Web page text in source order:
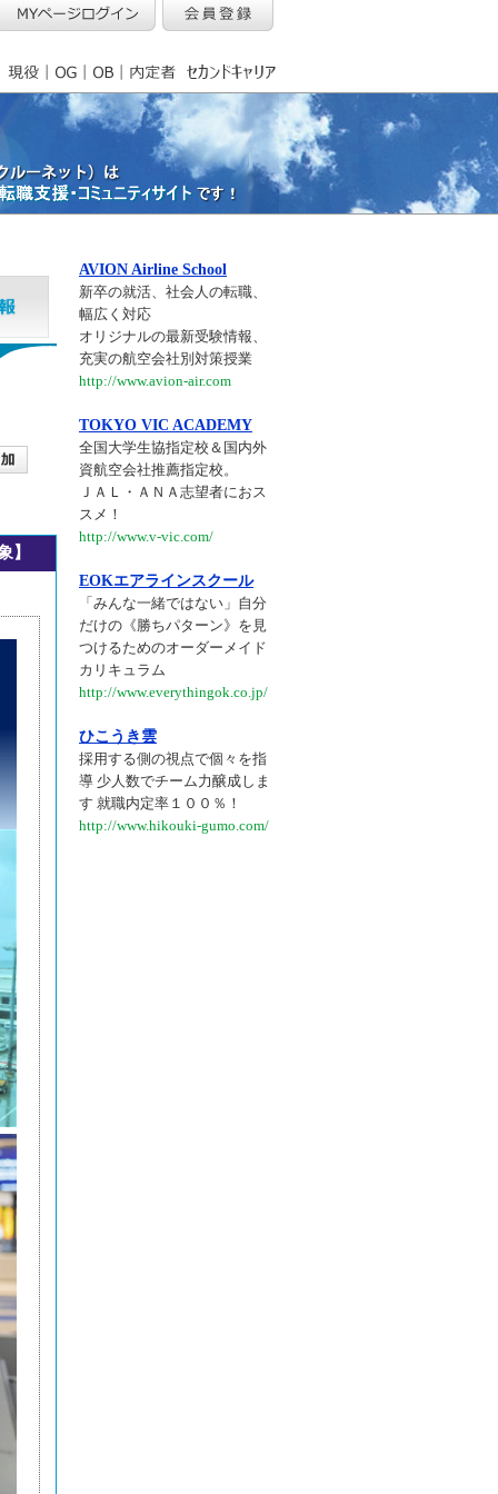
AVION Airline School
新卒の就活、社会人の転職、
幅広く対応
オリジナルの最新受験情報、
充実の航空会社別対策授業
http://www.avion-air.com
TOKYO VIC ACADEMY
全国大学生協指定校＆国内外
資航空会社推薦指定校。
ＪＡＬ・ＡＮＡ志望者におス
スメ！
http://www.v-vic.com/
EOKエアラインスクール
「みんな一緒ではない」自分
だけの《勝ちパターン》を見
つけるためのオーダーメイド
カリキュラム
http://www.everythingok.co.jp/
ひこうき雲
採用する側の視点で個々を指
導 少人数でチーム力醸成しま
す 就職内定率１００％！
http://www.hikouki-gumo.com/
】